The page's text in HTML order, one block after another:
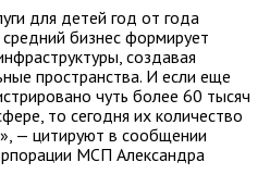
для детей год от года
бизнес формирует
создавая
пространства. И если еще
чуть более 60 тысяч
то сегодня их количество
— цитируют в сообщении
МСП Александра